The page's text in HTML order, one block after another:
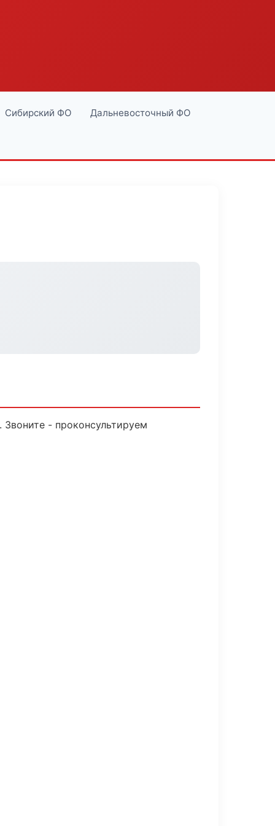
Сибирский ФО Дальневосточный ФО
- проконсультируем